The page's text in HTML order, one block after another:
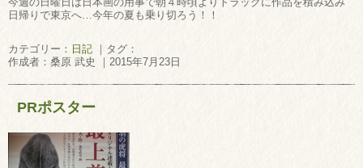
日帰りで東京へ…今年の夏も乗り切ろう！！
カテゴリー： 日記 ｜タグ：
作成者：桑原 武史 ｜2015年7月23日
PRポスター